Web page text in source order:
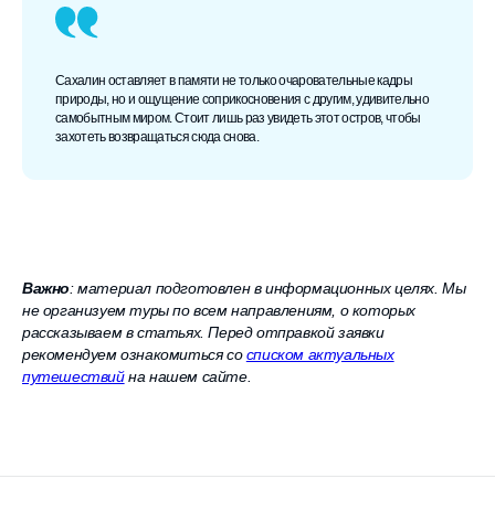
Сахалин оставляет в памяти не только очаровательные кадры
природы, но и ощущение соприкосновения с другим, удивительно
самобытным миром. Стоит лишь раз увидеть этот остров, чтобы
захотеть возвращаться сюда снова.
Важно: материал подготовлен в информационных целях. Мы
не организуем туры по всем направлениям, о которых
рассказываем в статьях. Перед отправкой заявки
рекомендуем ознакомиться сосписком актуальных
путешествийна нашем сайте.